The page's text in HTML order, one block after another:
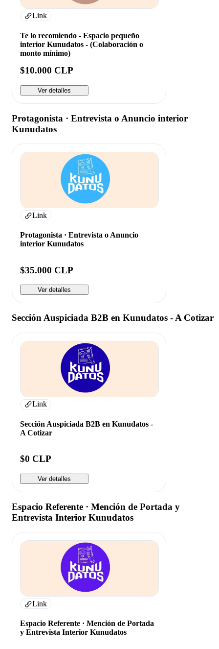
Link
Te lo recomiendo - Espacio pequeño
interior Kunudatos - (Colaboración o
monto mínimo)
$10.000 CLP
Ver detalles
Protagonista · Entrevista o Anuncio interior
Kunudatos
Link
Protagonista · Entrevista o Anuncio
interior Kunudatos
$35.000 CLP
Ver detalles
Sección Auspiciada B2B en Kunudatos - A Cotizar
Link
Sección Auspiciada B2B en Kunudatos -
A Cotizar
$0 CLP
Ver detalles
Espacio Referente · Mención de Portada y
Entrevista Interior Kunudatos
Link
Espacio Referente · Mención de Portada
y Entrevista Interior Kunudatos